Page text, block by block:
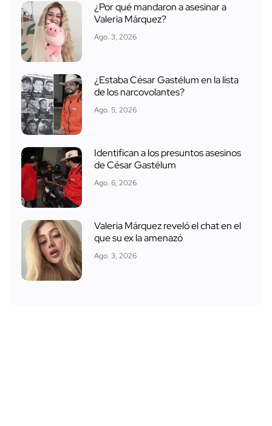
¿Por qué mandaron a asesinar a
Valeria Márquez?
Ago. 3, 2026
¿Estaba César Gastélum en la lista
de los narcovolantes?
Ago. 5, 2026
Identifican a los presuntos asesinos
de César Gastélum
Ago. 6, 2026
Valeria Márquez reveló el chat en el
que su ex la amenazó
Ago. 3, 2026